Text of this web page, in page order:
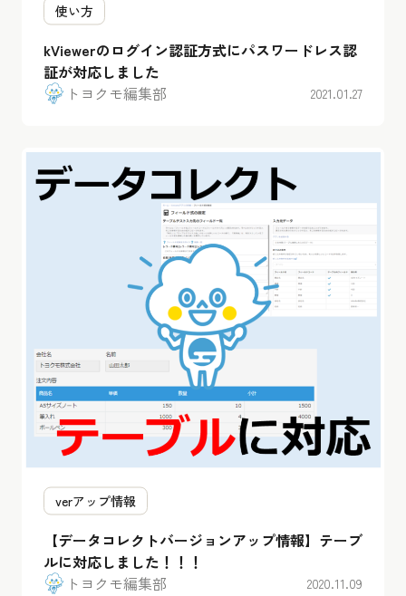
使い方
kViewerのログイン認証方式にパスワードレス認
証が対応しました
トヨクモ編集部
2021.01.27
verアップ情報
【データコレクトバージョンアップ情報】テーブ
ルに対応しました！！！
トヨクモ編集部
2020.11.09